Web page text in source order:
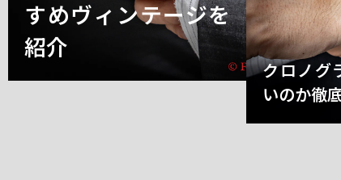
すめヴィンテージを
紹介
クロノグ
いのか徹